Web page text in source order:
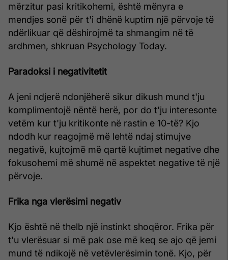
mërzitur pasi kritikohemi, është mënyra e
mendjes sonë për t'i dhënë kuptim një përvoje të
ndërlikuar që dëshirojmë ta shmangim në të
ardhmen, shkruan Psychology Today.
Paradoksi i negativitetit
A jeni ndjerë ndonjëherë sikur dikush mund t'ju
komplimentojë nëntë herë, por do t'ju interesonte
vetëm kur t'ju kritikonte në rastin e 10-të? Kjo
ndodh kur reagojmë më lehtë ndaj stimujve
negativë, kujtojmë më qartë kujtimet negative dhe
fokusohemi më shumë në aspektet negative të një
përvoje.
Frika nga vlerësimi negativ
Kjo është në thelb një instinkt shoqëror. Frika për
t'u vlerësuar si më pak ose më keq se ajo që jemi
mund të ndikojë në vetëvlerësimin tonë. Kjo, për